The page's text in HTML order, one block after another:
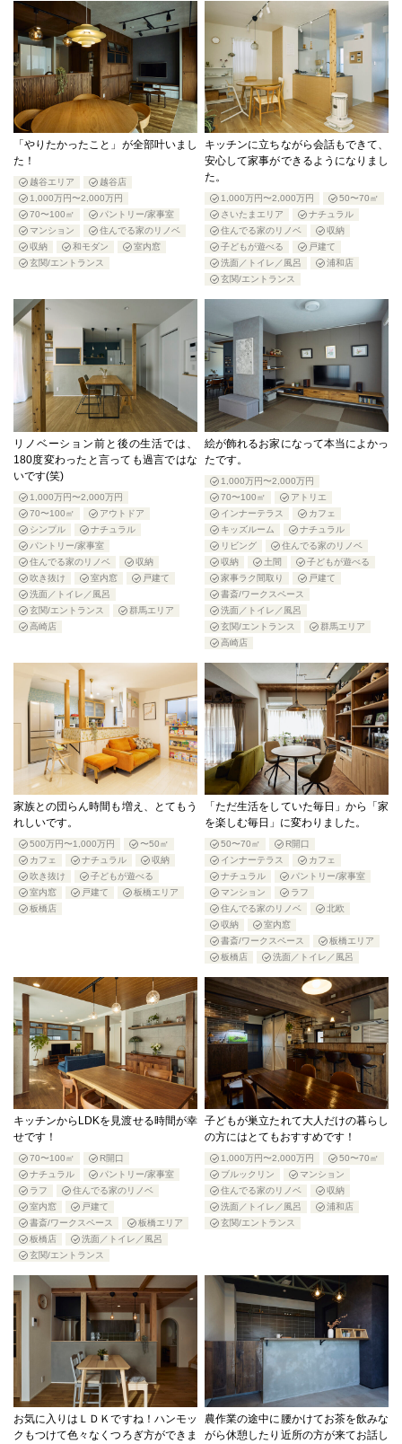
「やりたかったこと」が全部叶いまし
た！
越谷エリア
越谷店
1,000万円〜2,000万円
70〜100㎡
パントリー/家事室
マンション
住んでる家のリノベ
収納
和モダン
室内窓
玄関/エントランス
キッチンに立ちながら会話もできて、
安心して家事ができるようになりまし
た。
1,000万円〜2,000万円
50〜70㎡
さいたまエリア
ナチュラル
住んでる家のリノベ
収納
子どもが遊べる
戸建て
洗面／トイレ／風呂
浦和店
玄関/エントランス
リノベーション前と後の生活では、
180度変わったと言っても過言ではな
いです(笑)
1,000万円〜2,000万円
70〜100㎡
アウトドア
シンプル
ナチュラル
パントリー/家事室
住んでる家のリノベ
収納
吹き抜け
室内窓
戸建て
洗面／トイレ／風呂
玄関/エントランス
群馬エリア
高崎店
絵が飾れるお家になって本当によかっ
たです。
1,000万円〜2,000万円
70〜100㎡
アトリエ
インナーテラス
カフェ
キッズルーム
ナチュラル
リビング
住んでる家のリノベ
収納
土間
子どもが遊べる
家事ラク間取り
戸建て
書斎/ワークスペース
洗面／トイレ／風呂
玄関/エントランス
群馬エリア
高崎店
家族との団らん時間も増え、とてもう
れしいです。
500万円〜1,000万円
〜50㎡
カフェ
ナチュラル
収納
吹き抜け
子どもが遊べる
室内窓
戸建て
板橋エリア
板橋店
「ただ生活をしていた毎日」から「家
を楽しむ毎日」に変わりました。
50〜70㎡
R開口
インナーテラス
カフェ
ナチュラル
パントリー/家事室
マンション
ラフ
住んでる家のリノベ
北欧
収納
室内窓
書斎/ワークスペース
板橋エリア
板橋店
洗面／トイレ／風呂
キッチンからLDKを見渡せる時間が幸
せです！
70〜100㎡
R開口
ナチュラル
パントリー/家事室
ラフ
住んでる家のリノベ
室内窓
戸建て
書斎/ワークスペース
板橋エリア
板橋店
洗面／トイレ／風呂
玄関/エントランス
子どもが巣立たれて大人だけの暮らし
の方にはとてもおすすめです！
1,000万円〜2,000万円
50〜70㎡
ブルックリン
マンション
住んでる家のリノベ
収納
洗面／トイレ／風呂
浦和店
玄関/エントランス
お気に入りはＬＤＫですね！ハンモッ
クもつけて色々なくつろぎ方ができま
農作業の途中に腰かけてお茶を飲みな
がら休憩したり近所の方が来てお話し